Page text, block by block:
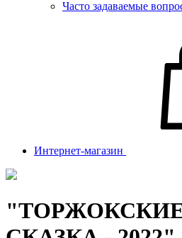
Часто задаваемые
Интернет-магазин